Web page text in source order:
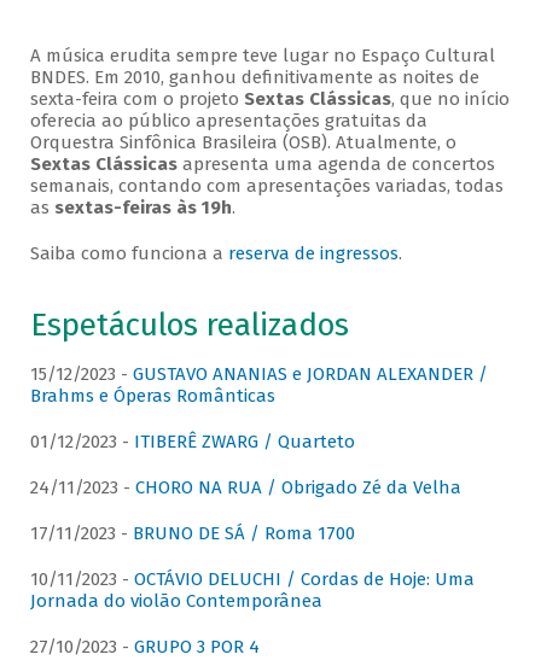
A música erudita sempre teve lugar no Espaço Cultural
BNDES. Em 2010, ganhou definitivamente as noites de
sexta-feira com o projeto Sextas Clássicas, que no início
oferecia ao público apresentações gratuitas da
Orquestra Sinfônica Brasileira (OSB). Atualmente, o
Sextas Clássicasapresenta uma agenda de concertos
semanais, contando com apresentações variadas, todas
as sextas-feiras às 19h.
Saiba como funciona a reserva de ingressos.
Espetáculos realizados
15/12/2023 - GUSTAVO ANANIAS e JORDAN ALEXANDER /
Brahms e Óperas Românticas
01/12/2023 - ITIBERÊ ZWARG / Quarteto
24/11/2023 - CHORO NA RUA / Obrigado Zé da Velha
17/11/2023 - BRUNO DE SÁ / Roma 1700
10/11/2023 - OCTÁVIO DELUCHI / Cordas de Hoje: Uma
Jornada do violão Contemporânea
27/10/2023 - GRUPO 3 POR 4